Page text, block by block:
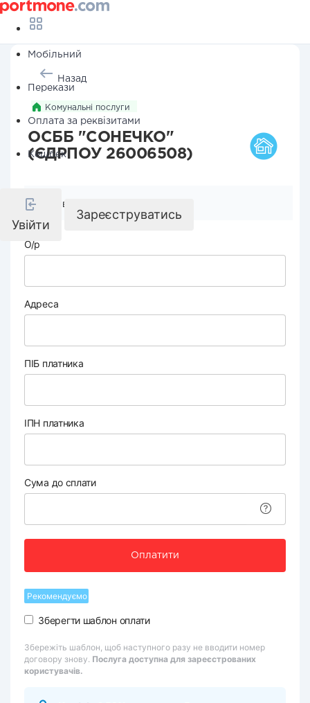
Мобільний
Перекази
Оплата за реквізитами
Кешбек
Увійти
Зареєструватись
Назад
Комунальні послуги
ОСББ "СОНЕЧКО"
(ЄДРПОУ 26006508)
Реквізити компанії
О/р
Адреса
ПІБ платника
ІПН платника
Сума до сплати
Оплатити
Рекомендуємо
Зберегти шаблон оплати
Збережіть шаблон, щоб наступного разу не вводити номер
договору знову. Послуга доступна для зареєстрованих
користувачів.